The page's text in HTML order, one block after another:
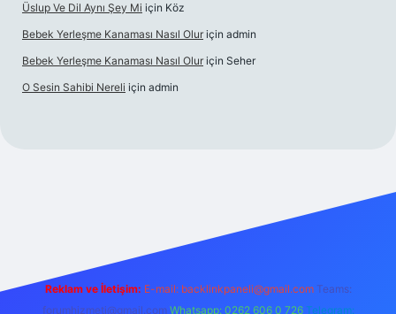
Üslup Ve Dil Aynı Şey Mi için Köz
Bebek Yerleşme Kanaması Nasıl Olur için admin
Bebek Yerleşme Kanaması Nasıl Olur için Seher
O Sesin Sahibi Nereli için admin
Reklam ve İletişim: E-mail: backlinkpaneli@gmail.com Teams:
forumhizmeti@gmail.com Whatsapp: 0262 606 0 726 Telegram: